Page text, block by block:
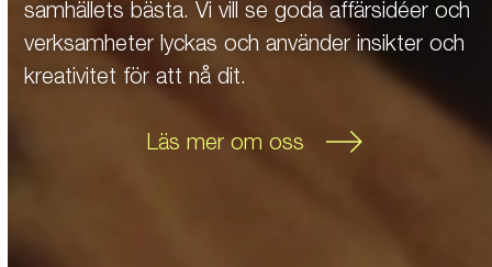
samhällets bästa. Vi vill se goda affärs­idéer och
verksamheter lyckas och använder insikter och
kreativitet för att nå dit.
Läs mer om oss